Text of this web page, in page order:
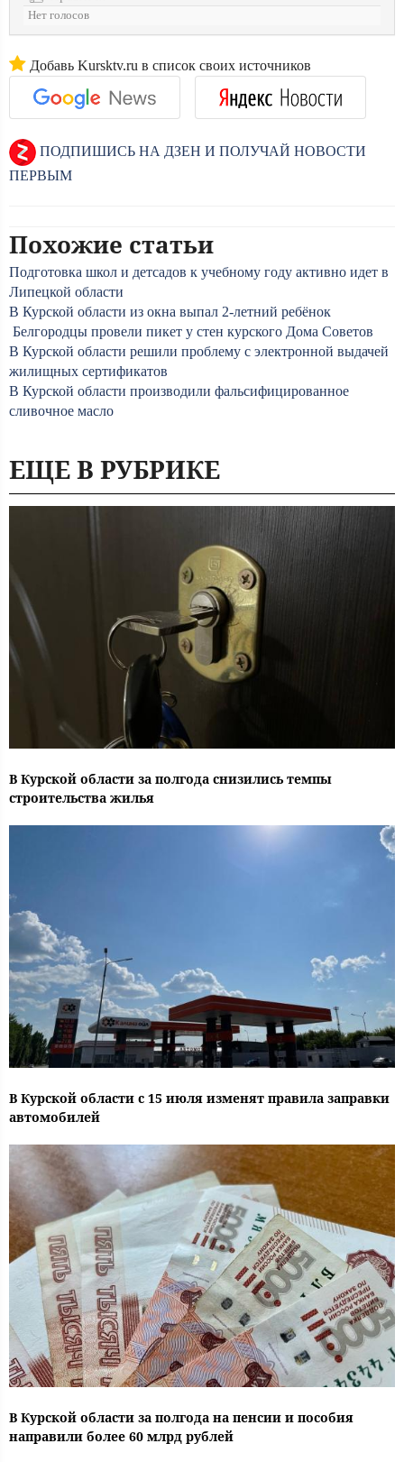
Нет голосов
Добавь Kursktv.ru в список своих источников
ПОДПИШИСЬ НА ДЗЕН И ПОЛУЧАЙ НОВОСТИ
ПЕРВЫМ
Похожие статьи
Подготовка школ и детсадов к учебному году активно идет в
Липецкой области
В Курской области из окна выпал 2-летний ребёнок
Белгородцы провели пикет у стен курского Дома Советов
В Курской области решили проблему с электронной выдачей
жилищных сертификатов
В Курской области производили фальсифицированное
сливочное масло
ЕЩЕ В РУБРИКЕ
В Курской области за полгода снизились темпы
строительства жилья
В Курской области с 15 июля изменят правила заправки
автомобилей
В Курской области за полгода на пенсии и пособия
направили более 60 млрд рублей